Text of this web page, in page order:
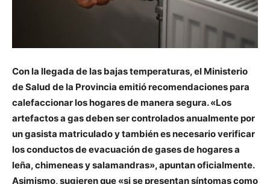
Con la llegada de las bajas temperaturas, el Ministerio
de Salud de la Provincia emitió recomendaciones para
calefaccionar los hogares de manera segura. «Los
artefactos a gas deben ser controlados anualmente por
un gasista matriculado y también es necesario verificar
los conductos de evacuación de gases de hogares a
leña, chimeneas y salamandras», apuntan oficialmente.
Asimismo, sugieren que «si se presentan síntomas como